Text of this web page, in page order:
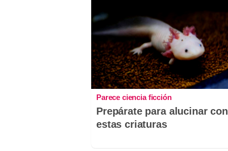
Parece ciencia ficción
Prepárate para alucinar con
estas criaturas